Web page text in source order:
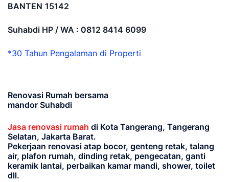
BANTEN 15142
Suhabdi HP / WA : 0812 8414 6099
*30 Tahun Pengalaman di Properti
Renovasi Rumah bersama
mandor Suhabdi
Jasa renovasi rumah di Kota Tangerang, Tangerang
Selatan, Jakarta Barat.
Pekerjaan renovasi atap bocor, genteng retak, talang
air, plafon rumah, dinding retak, pengecatan, ganti
keramik lantai, perbaikan kamar mandi, shower, toilet
dll.